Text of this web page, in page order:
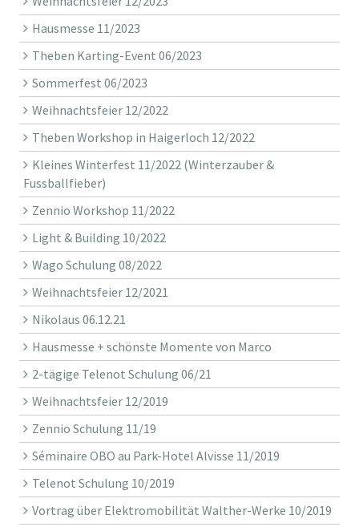
Hausmesse 11/2023
Theben Karting-Event 06/2023
Sommerfest 06/2023
Weihnachtsfeier 12/2022
Theben Workshop in Haigerloch 12/2022
Kleines Winterfest 11/2022 (Winterzauber &
Fussballfieber)
Zennio Workshop 11/2022
Light & Building 10/2022
Wago Schulung 08/2022
Weihnachtsfeier 12/2021
Nikolaus 06.12.21
Hausmesse + schönste Momente von Marco
2-tägige Telenot Schulung 06/21
Weihnachtsfeier 12/2019
Zennio Schulung 11/19
Séminaire OBO au Park-Hotel Alvisse 11/2019
Telenot Schulung 10/2019
Vortrag über Elektromobilität Walther-Werke 10/2019